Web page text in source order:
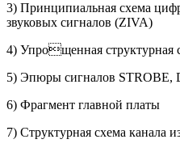
3) Принципиальная схема
звуковых сигналов (ZIVA)
4) Упрощенная
5) Эпюры сигналов STROBE,
6) Фрагмент главной платы
7) Структурная схема канала